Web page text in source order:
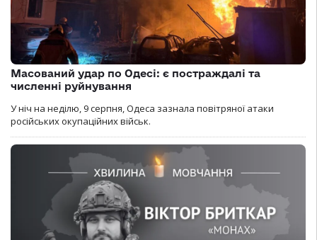
Масований удар по Одесі: є постраждалі та
численні руйнування
У ніч на неділю, 9 серпня, Одеса зазнала повітряної атаки
російських окупаційних військ.